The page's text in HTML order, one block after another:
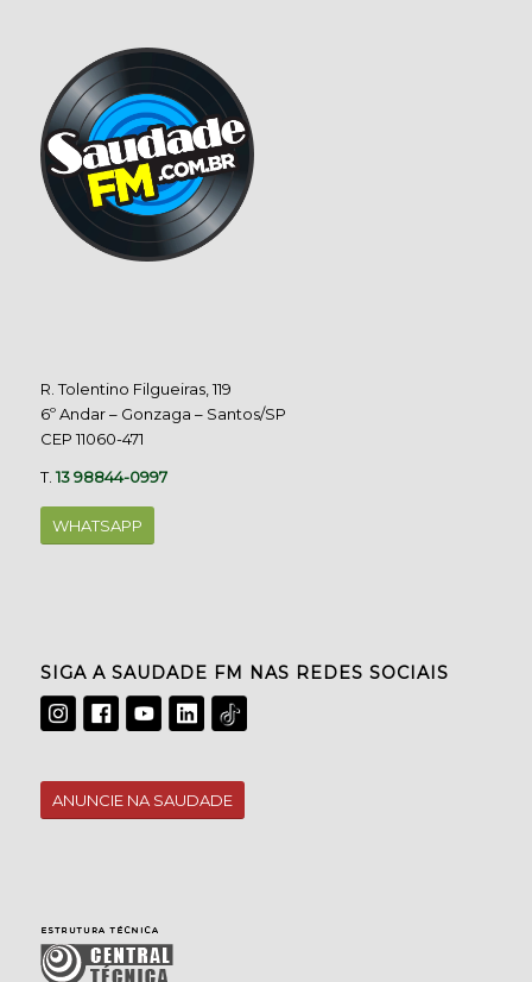
R. Tolentino Filgueiras, 119
6º Andar – Gonzaga – Santos/SP
CEP 11060-471
T.13 98844-0997
WHATSAPP
SIGA A SAUDADE FM NAS REDES SOCIAIS
ANUNCIE NA SAUDADE